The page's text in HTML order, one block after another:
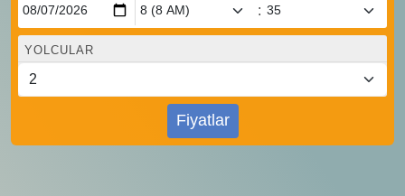
:
YOLCULAR
Fiyatlar